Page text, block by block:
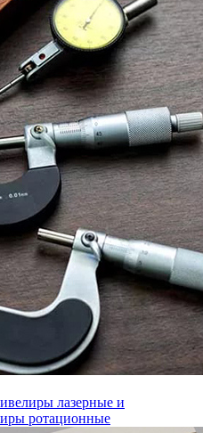
лазерные и
ротационные